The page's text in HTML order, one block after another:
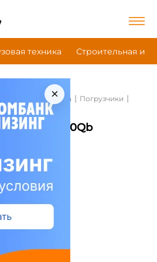
техника Строительная и
×
дорожная техника | Погрузчики |
Cpcd150Qb